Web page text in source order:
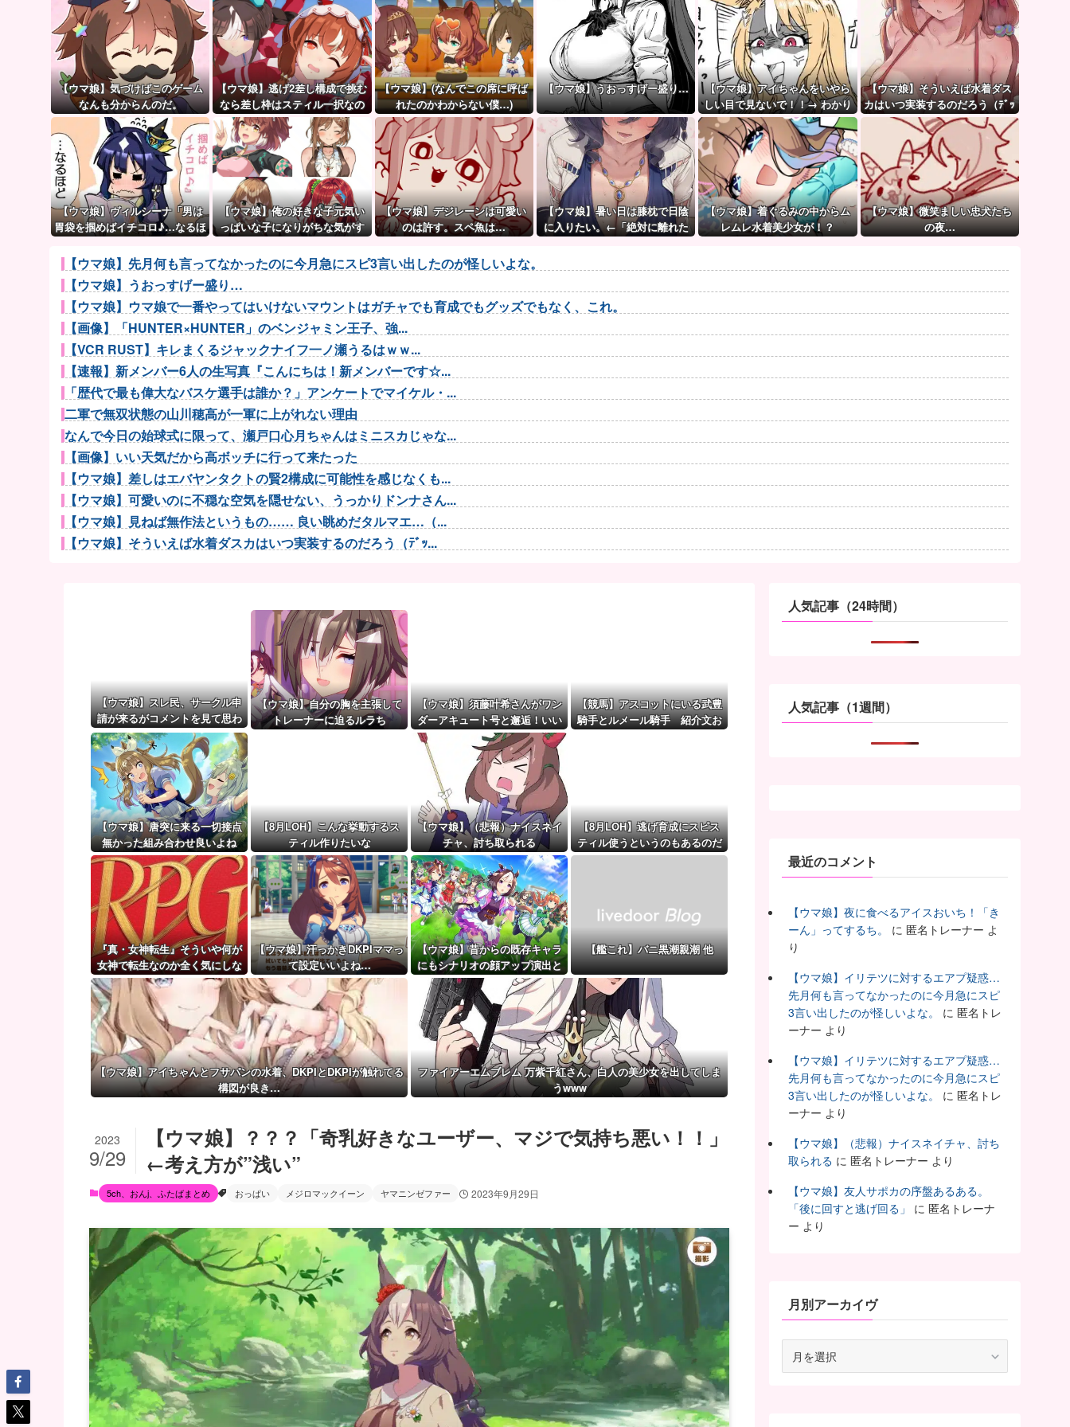
【ウマ娘】気づけばこのゲーム
なんも分からんのだ。
【ウマ娘】逃げ2差し構成で挑む
なら差し枠はスティル一択なの
だ。
【ウマ娘】(なんでこの席に呼ば
れたのかわからない僕…)
【ウマ娘】うおっすげー盛り…
【ウマ娘】アイちゃんをいやら
しい目で見ないで！！→ わかり
ました…
【ウマ娘】そういえば水着ダス
カはいつ実装するのだろう（ﾃﾞｯ
ｯｯ
【ウマ娘】ヴィルシーナ「男は
胃袋を掴めばイチコロ♪…なるほ
（アカン）
【ウマ娘】俺の好きな子元気い
っぱいな子になりがちな気がす
ろ…」
【ウマ娘】デジレーンは可愛い
のは許す。スペ魚は…
【ウマ娘】暑い日は膝枕で日陰
に入りたい。←「絶対に離れた
【ウマ娘】着ぐるみの中からム
レムレ水着美少女が！？
【ウマ娘】微笑ましい忠犬たち
の夜…
【ウマ娘】先月何も言ってなかったのに今月急にスピ3言い出したのが怪しいよな。
【ウマ娘】うおっすげー盛り…
【ウマ娘】ウマ娘で一番やってはいけないマウントはガチャでも育成でもグッズでもなく、これ。
【画像】「HUNTER×HUNTER」のベンジャミン王子、強...
【VCR RUST】キレまくるジャックナイフ一ノ瀬うるはｗｗ...
【速報】新メンバー6人の生写真『こんにちは！新メンバーです☆...
「歴代で最も偉大なバスケ選手は誰か？」アンケートでマイケル・...
二軍で無双状態の山川穂高が一軍に上がれない理由
なんで今日の始球式に限って、瀬戸口心月ちゃんはミニスカじゃな...
【画像】いい天気だから高ボッチに行って来たった
【ウマ娘】差しはエバヤンタクトの賢2構成に可能性を感じなくも...
【ウマ娘】可愛いのに不穏な空気を隠せない、うっかりドンナさん...
【ウマ娘】見ねば無作法というもの…… 良い眺めだタルマエ…（...
【ウマ娘】そういえば水着ダスカはいつ実装するのだろう（ﾃﾞｯ...
【衝撃】きゃりーぱみゅぱみゅ 本名をさらりと告白
涌井秀章(40) 2.88 3勝1敗 4QS K/BB10....
【艦これ】ヴァトールはなんて呼べばいいんだろうね
ロシア海軍の太平洋艦隊、日本海やオホーツク海で軍事演習開始…...
【Apple】MacBook、iPadが微妙に値下げしてる感...
中学の同級生をストーカー行為か 24歳の女を逮捕 男性の自宅...
【ウマ娘】（審議）無凸ブーケと完凸シャカール、中距離先行編成...
【ウマ娘】覚醒Lv6、7の解放が今後2か月置きに実装予定！第...
【ウマ娘】スレ民、サークル申
請が来るがコメントを見て思わ
ず拒否してしまう
【ウマ娘】自分の胸を主張して
トレーナーに迫るルラち
【ウマ娘】須藤叶希さんがワン
ダーアキュート号と邂逅！いい
ツーショットだ
【競馬】アスコットにいる武豊
騎手とルメール騎手 紹介文お
【ウマ娘】唐突に来る一切接点
無かった組み合わせ良いよね
【8月LOH】こんな挙動するス
ティル作りたいな
【ウマ娘】（悲報）ナイスネイ
チャ、討ち取られる
【8月LOH】逃げ育成にスピス
ティル使うというのもあるのだ
な
『真・女神転生』そういや何が
女神で転生なのか全く気にしな
いでプレイしてた『真・女神転
生2』
【ウマ娘】汗っかきDKPIママっ
て設定いいよね…
【ウマ娘】昔からの既存キャラ
にもシナリオの顔アップ演出と
か追加してください
【艦これ】バニ黒潮親潮 他
【ウマ娘】アイちゃんとフサパンの水着、DKPIとDKPIが触れてる
構図が良き…
ファイアーエムブレム 万紫千紅さん、白人の美少女を出してしま
うwww
【ウマ娘】？？？「奇乳好きなユーザー、マジで気持ち悪い！！」
←考え方が”浅い”
2023
9/29
5ch、おんj、ふたばまとめ おっぱい メジロマックイーン ヤマニンゼファー 2023年9月29日
人気記事（24時間）
人気記事（1週間）
最近のコメント
【ウマ娘】夜に食べるアイスおいち！「き
ーん」ってするち。
に 匿名トレーナー よ
り
【ウマ娘】イリテツに対するエアプ疑惑…
先月何も言ってなかったのに今月急にスピ
3言い出したのが怪しいよな。
に 匿名トレ
ーナー より
【ウマ娘】イリテツに対するエアプ疑惑…
先月何も言ってなかったのに今月急にスピ
3言い出したのが怪しいよな。
に 匿名トレ
ーナー より
【ウマ娘】（悲報）ナイスネイチャ、討ち
取られる に 匿名トレーナー より
【ウマ娘】友人サポカの序盤あるある。
「後に回すと逃げ回る」
に 匿名トレーナ
ー より
月別アーカイヴ